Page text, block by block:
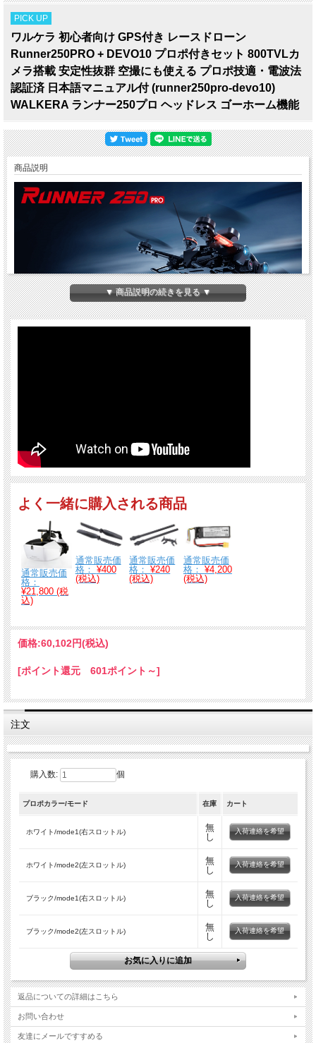
PICK UP
ワルケラ 初心者向け GPS付き レースドローン
Runner250PRO + DEVO10 プロポ付きセット 800TVLカ
メラ搭載 安定性抜群 空撮にも使える プロポ技適・電波法
認証済 日本語マニュアル付 (runner250pro-devo10)
WALKERA ランナー250プロ ヘッドレス ゴーホーム機能
商品説明
▼ 商品説明の続きを見る ▼
よく一緒に購入される商品
通常販売価
格：
¥21,800 (税
込)
通常販売価
格： ¥400
(税込)
通常販売価
格：¥240
(税込)
通常販売価
格： ¥4,200
(税込)
価格:60,102円(税込)
[ポイント還元 601ポイント～]
注文
購入数: 個
プロポカラー/モード 在庫 カート
ホワイト/mode1(右スロットル)
無
し
入荷連絡を希望
ホワイト/mode2(左スロットル)
無
し
入荷連絡を希望
ブラック/mode1(右スロットル)
無
し
入荷連絡を希望
ブラック/mode2(左スロットル)
無
し
入荷連絡を希望
返品についての詳細はこちら
お問い合わせ
友達にメールですすめる